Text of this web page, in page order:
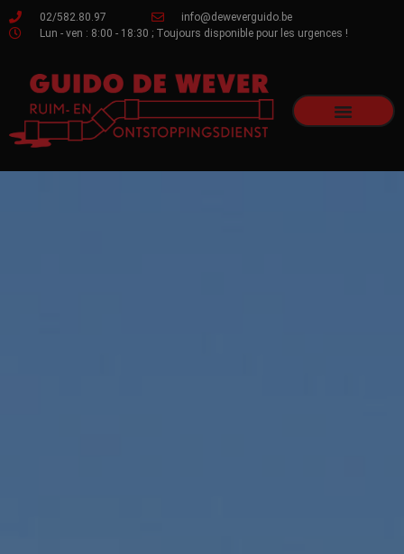
02/582.80.97
info@deweverguido.be
Lun - ven : 8:00 - 18:30 ; Toujours disponible pour les urgences !